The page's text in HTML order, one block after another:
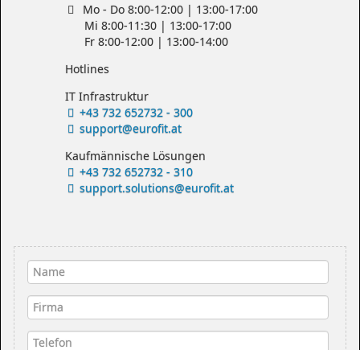
Mo - Do 8:00-12:00 | 13:00-17:00
Mi 8:00-11:30 | 13:00-17:00
Fr 8:00-12:00 | 13:00-14:00
Hotlines
IT Infrastruktur
+43 732 652732 - 300
support@eurofit.at
Kaufmännische Lösungen
+43 732 652732 - 310
support.solutions@eurofit.at
Name*
Firma
Telefon